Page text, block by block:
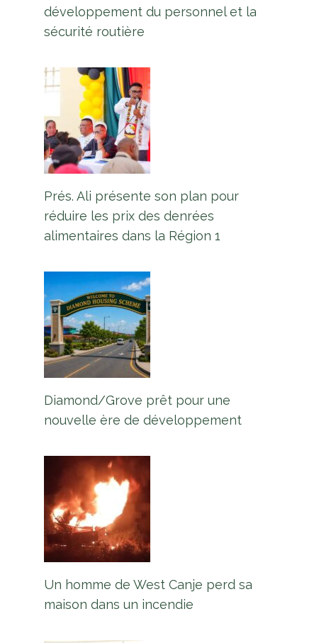
développement du personnel et la
sécurité routière
Prés. Ali présente son plan pour
réduire les prix des denrées
alimentaires dans la Région 1
Diamond/Grove prêt pour une
nouvelle ère de développement
Un homme de West Canje perd sa
maison dans un incendie